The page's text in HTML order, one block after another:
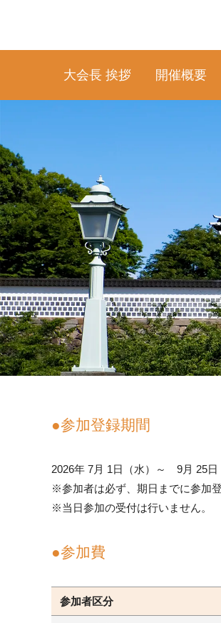
大会長 挨拶 開催概要
●参加登録期間
2026年 7月 1日（水）～ 9月 25日
※参加者は必ず、期日までに参加
※当日参加の受付は行いません。
●参加費
参加者区分